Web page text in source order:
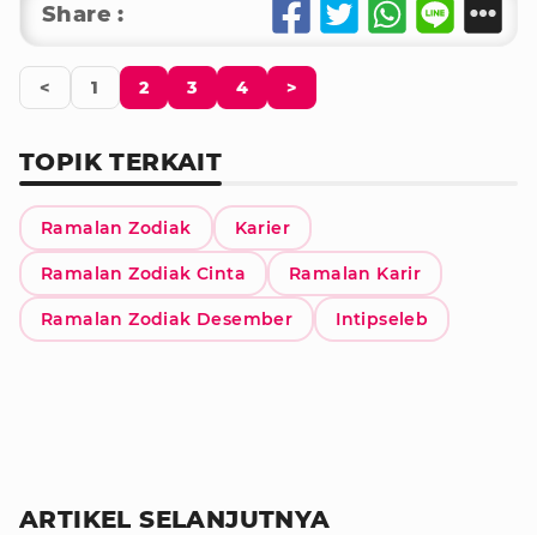
Share :
< 1 2 3 4 >
TOPIK TERKAIT
Ramalan Zodiak Karier
Ramalan Zodiak Cinta Ramalan Karir
Ramalan Zodiak Desember Intipseleb
ARTIKEL SELANJUTNYA